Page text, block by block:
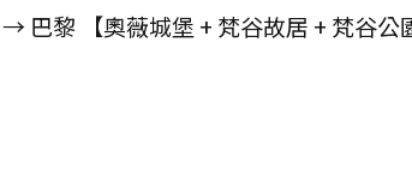
黎 【奧薇城堡 + 梵谷故居 + 梵谷